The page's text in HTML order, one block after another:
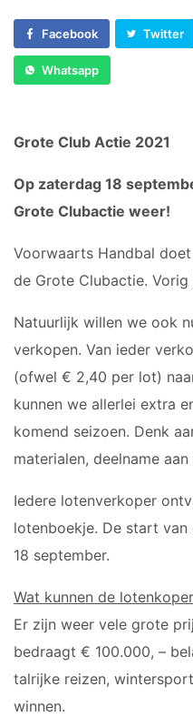
Lid
Facebook Twitter
Whatsapp
Grote Club Actie 2021
Op zaterdag 18
Grote Clubactie weer!
Voorwaarts Handbal
de Grote Clubactie.
Natuurlijk willen we ook
verkopen. Van ieder
(ofwel € 2,40 per lot)
kunnen we allerlei extra
komend seizoen. Denk
materialen, deelname
Iedere lotenverkoper
lotenboekje. De start
18 september.
Wat kunnen de
Er zijn weer vele grote
bedraagt € 100.000, –
talrijke reizen,
winnen.